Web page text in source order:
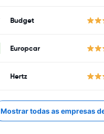
Budget
Europcar
Hertz
Mostrar todas as empresas